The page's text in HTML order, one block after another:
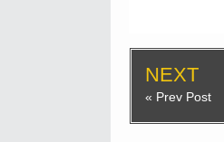
NEXT
« Prev Post